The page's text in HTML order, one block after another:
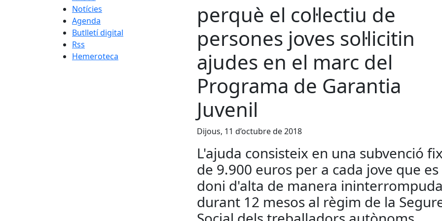
Notícies
Agenda
Butlletí digital
Rss
Hemeroteca
perquè el col·lectiu de
persones joves sol·licitin
ajudes en el marc del
Programa de Garantia
Juvenil
Dijous, 11 d’octubre de 2018
L'ajuda consisteix en una subvenció
de 9.900 euros per a cada jove que es
doni d'alta de manera ininterrompuda
durant 12 mesos al règim de la